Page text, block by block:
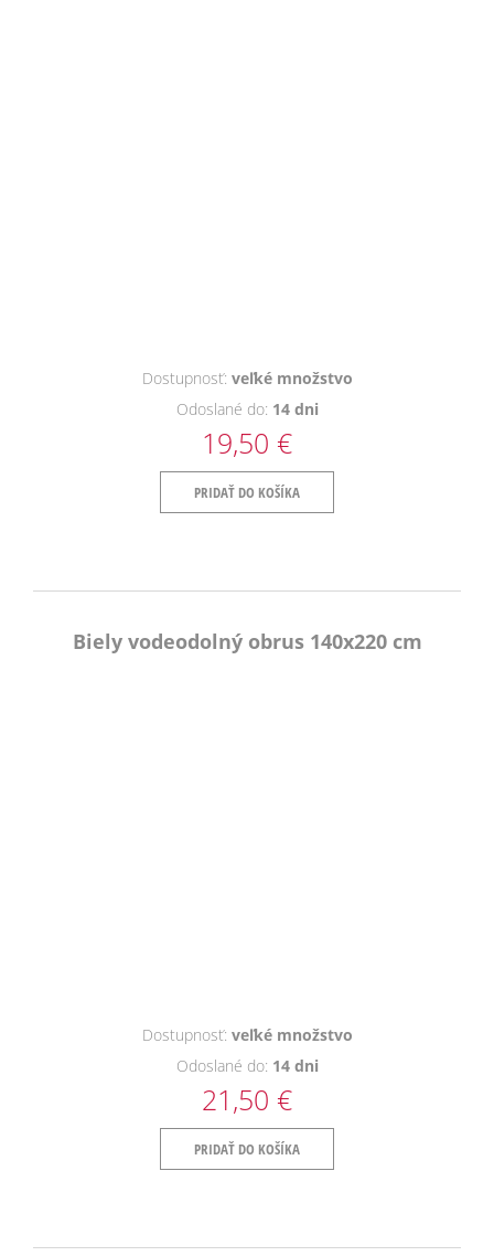
Dostupnosť: veľké množstvo
Odoslané do: 14 dni
19,50 €
PRIDAŤ DO KOŠÍKA
Biely vodeodolný obrus 140x220 cm
Dostupnosť: veľké množstvo
Odoslané do: 14 dni
21,50 €
PRIDAŤ DO KOŠÍKA